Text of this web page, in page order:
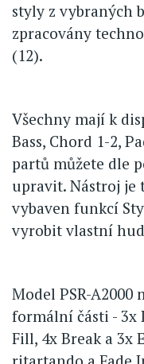
styly z vybraných
zpracovány
(12).
Všechny mají k
Bass, Chord 1-2,
partů můžete dle
upravit. Nástroj je
vybaven funkcí
vyrobit vlastní
Model PSR-
formální části - 3x
Fill, 4x Break a 3x